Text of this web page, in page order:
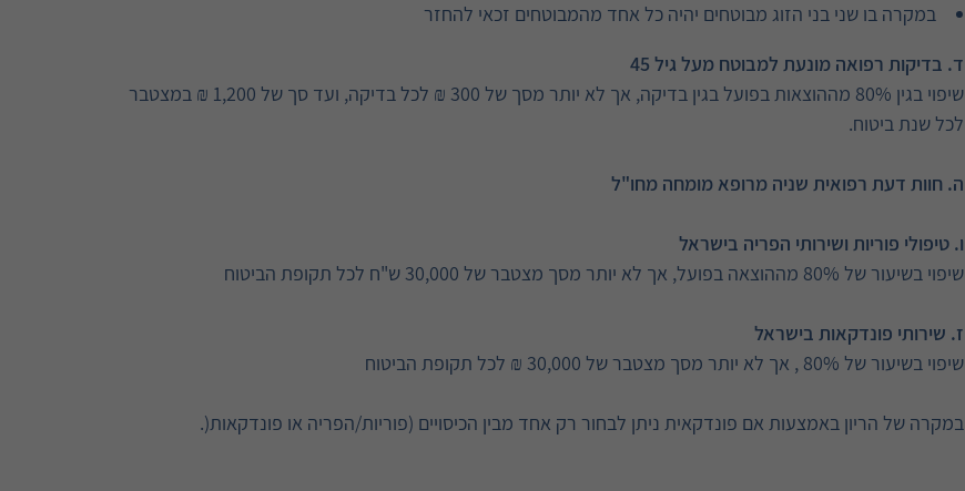
במקרה בו שני בני הזוג מבוטחים יהיה כל אחד מהמבוטחים זכאי להחזר
ד. בדיקות רפואה מונעת למבוטח מעל גיל 45
שיפוי בגין 80% מההוצאות בפועל בגין בדיקה, אך לא יותר מסך של 300 ₪ לכל בדיקה, ועד סך של 1,200 ₪ במצטבר
לכל שנת ביטוח.
ה. חוות דעת רפואית שניה מרופא מומחה מחו"ל
ו. טיפולי פוריות ושירותי הפריה בישראל
שיפוי בשיעור של 80% מההוצאה בפועל, אך לא יותר מסך מצטבר של 30,000 ש"ח לכל תקופת הביטוח
ז. שירותי פונדקאות בישראל
שיפוי בשיעור של 80% , אך לא יותר מסך מצטבר של 30,000 ₪ לכל תקופת הביטוח
במקרה של הריון באמצעות אם פונדקאית ניתן לבחור רק אחד מבין הכיסויים (פוריות/הפריה או פונדקאות(.